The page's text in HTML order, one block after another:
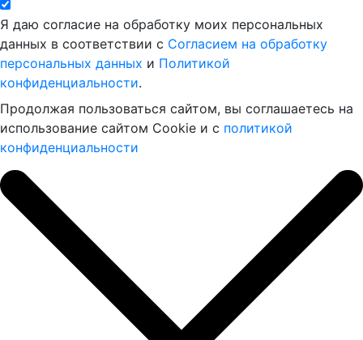
Я даю согласие на обработку моих персональных
данных в соответствии с Согласием на обработку
персональных данных и Политикой
конфиденциальности.
Продолжая пользоваться сайтом, вы соглашаетесь на
использование сайтом Cookie и с политикой
конфиденциальности